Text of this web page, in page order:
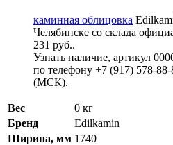
каминная облицовка
Челябинске со склада
231 руб..
Узнать наличие, артикул
по телефону +7 (917) 578-
(МСК).
Вес
0 кг
Бренд
Edilkamin
Ширина, мм 1740